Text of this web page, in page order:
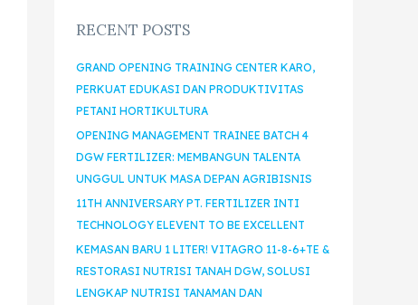
RECENT POSTS
GRAND OPENING TRAINING CENTER KARO,
PERKUAT EDUKASI DAN PRODUKTIVITAS
PETANI HORTIKULTURA
OPENING MANAGEMENT TRAINEE BATCH 4
DGW FERTILIZER: MEMBANGUN TALENTA
UNGGUL UNTUK MASA DEPAN AGRIBISNIS
11TH ANNIVERSARY PT. FERTILIZER INTI
TECHNOLOGY ELEVENT TO BE EXCELLENT
KEMASAN BARU 1 LITER! VITAGRO 11-8-6+TE &
RESTORASI NUTRISI TANAH DGW, SOLUSI
LENGKAP NUTRISI TANAMAN DAN